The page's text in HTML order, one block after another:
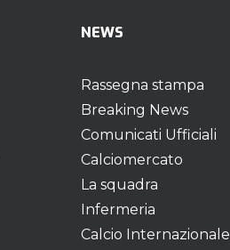
NEWS
Rassegna stampa
Breaking News
Comunicati Ufficiali
Calciomercato
La squadra
Infermeria
Calcio Internazionale